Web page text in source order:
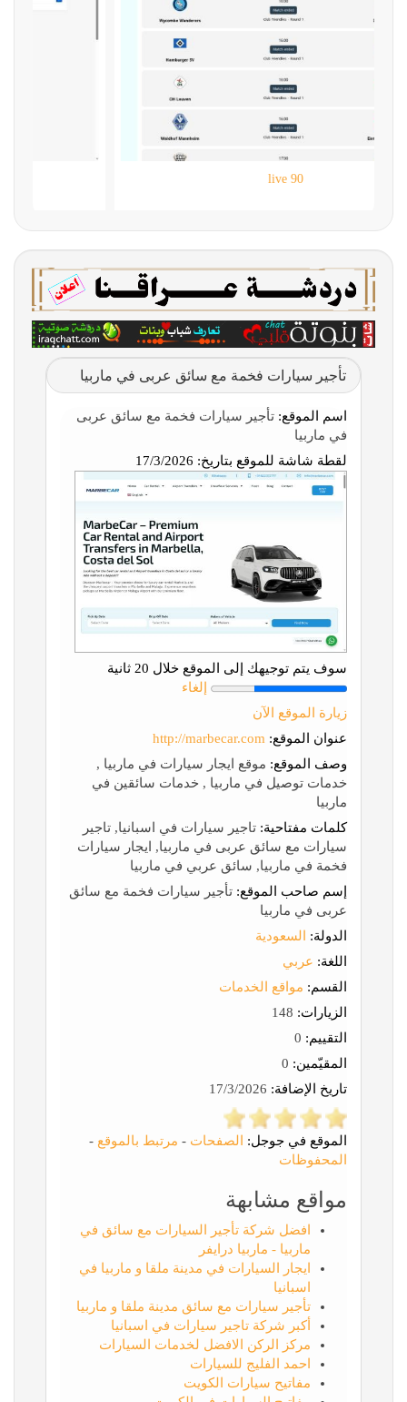
تأجير سيارات فخمة مع سائق عربى في ماربيا
اسم الموقع: تأجير سيارات فخمة مع سائق عربى
في ماربيا
لقطة شاشة للموقع بتاريخ:
سوف يتم توجيهك إلى الموقع خلال 20 ثانية
إلغاء
زيارة الموقع الآن
عنوان الموقع: http://marbecar.com
وصف الموقع: موقع ايجار سيارات في ماربيا ,
خدمات توصيل في ماربيا , خدمات سائقين في
ماربيا
كلمات مفتاحية: تاجير سيارات في اسبانيا, تاجير
سيارات مع سائق عربى في ماربيا, ايجار سيارات
فخمة في ماربيا, سائق عربي في ماربيا
إسم صاحب الموقع: تأجير سيارات فخمة مع سائق
عربى في ماربيا
الدولة:
السعودية
اللغة: عربي
القسم: مواقع الخدمات
الزيارات:
التقييم:
المقيّمين:
تاريخ الإضافة:
الموقع في جوجل: الصفحات - مرتبط بالموقع -
المحفوظات
مواقع مشابهة
افضل شركة تأجير السيارات مع سائق في
ماربيا - ماربيا درايفر
ايجار السيارات في مدينة ملقا و ماربيا في
اسبانيا
تأجير سيارات مع سائق مدينة ملقا و ماربيا
أكبر شركة تاجير سيارات في اسبانيا
مركز الركن الافضل لخدمات السيارات
احمد الفليج للسيارات
مفاتيح سيارات الكويت